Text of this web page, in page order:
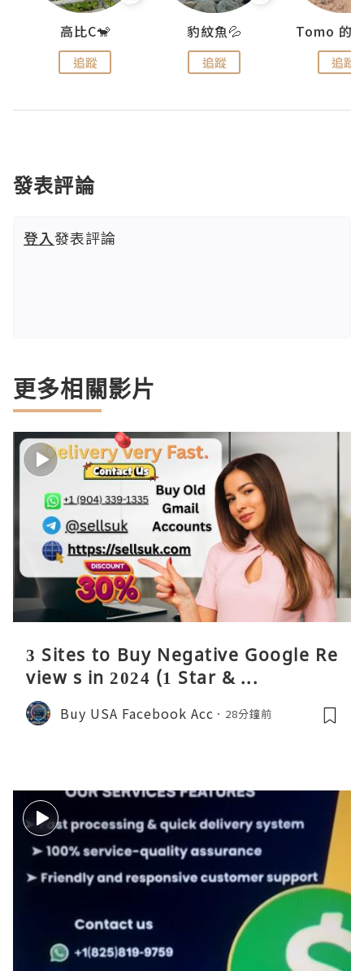
高比C🐒
追蹤
豹紋魚💦
追蹤 追蹤
發表評論
登入發表評論
更多相關影片
3 Sites to Buy Negative Google Re
view s in 2024 (1 Star & ...
Buy USA Facebook Acc 28分鐘前